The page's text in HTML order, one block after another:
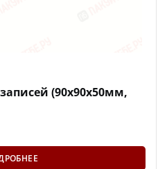
(90x90х50мм,